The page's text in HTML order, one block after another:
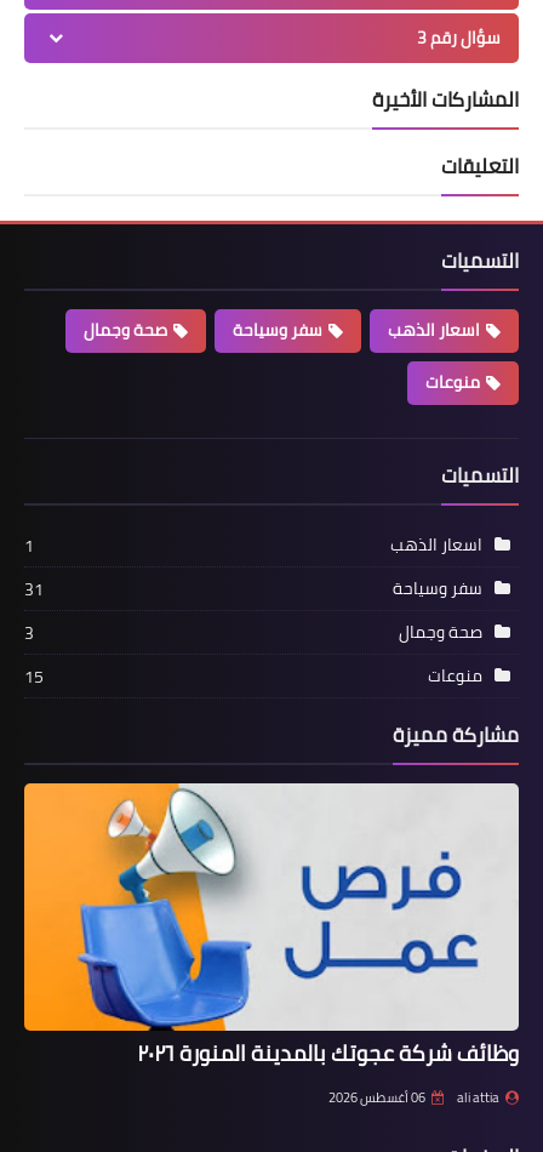
سؤال رقم 3
المشاركات الأخيرة
التعليقات
التسميات
اسعار الذهب سفر وسياحة
صحة وجمال
منوعات
التسميات
اسعار الذهب
1
سفر وسياحة
31
صحة وجمال
3
منوعات
15
مشاركة مميزة
وظائف شركة عجوتك بالمدينة المنورة ٢٠٢٦
ali attia 06 أغسطس 2026